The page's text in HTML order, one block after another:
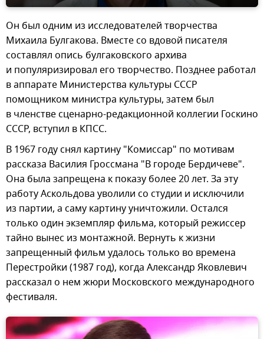
Он был одним из исследователей творчества
Михаила Булгакова. Вместе со вдовой писателя
составлял опись булгаковского архива
и популяризировал его творчество. Позднее работал
в аппарате Министерства культуры СССР
помощником министра культуры, затем был
в членстве сценарно-редакционной коллегии Госкино
СССР, вступил в КПСС.
В 1967 году снял картину "Комиссар" по мотивам
рассказа Василия Гроссмана "В городе Бердичеве".
Она была запрещена к показу более 20 лет. За эту
работу Аскольдова уволили со студии и исключили
из партии, а саму картину уничтожили. Остался
только один экземпляр фильма, который режиссер
тайно вынес из монтажной. Вернуть к жизни
запрещенный фильм удалось только во времена
Перестройки (1987 год), когда Александр Яковлевич
рассказал о нем жюри Московского международного
фестиваля.